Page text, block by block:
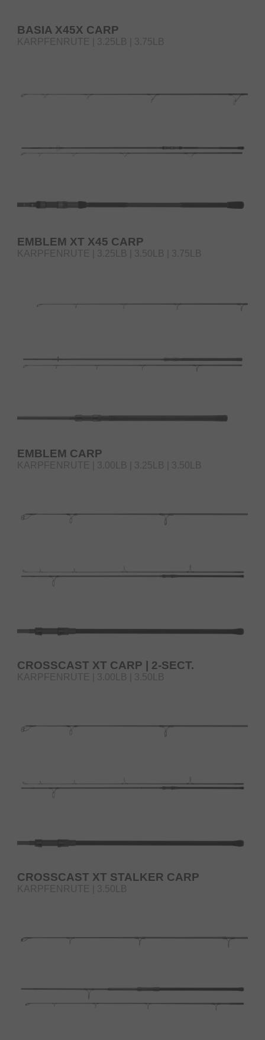
BASIA X45X CARP
KARPFENRUTE | 3.25LB | 3.75LB
EMBLEM XT X45 CARP
KARPFENRUTE | 3.25LB | 3.50LB | 3.75LB
EMBLEM CARP
KARPFENRUTE | 3.00LB | 3.25LB | 3.50LB
CROSSCAST XT CARP | 2-SECT.
KARPFENRUTE | 3.00LB | 3.50LB
CROSSCAST XT STALKER CARP
KARPFENRUTE | 3.50LB